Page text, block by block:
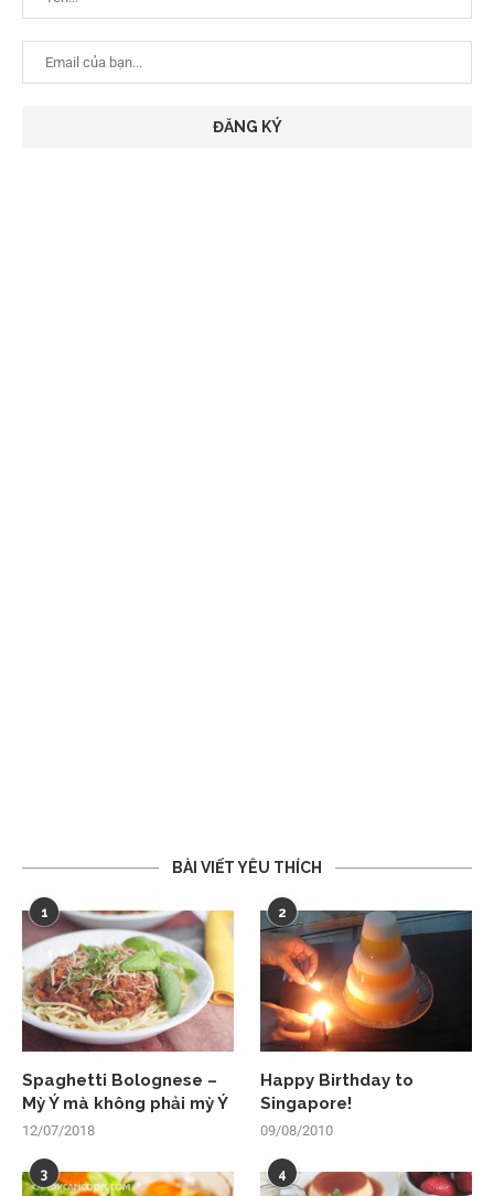
BÀI VIẾT YÊU THÍCH
1
Spaghetti Bolognese –
Mỳ Ý mà không phải mỳ Ý
12/07/2018
2
Happy Birthday to
Singapore!
09/08/2010
3 4